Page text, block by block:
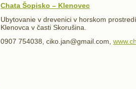
Chata Šopisko – Klenovec
Ubytovanie v drevenici v horskom
Klenovca v časti Skorušina.
0907 754038, ciko.jan@gmail.com,